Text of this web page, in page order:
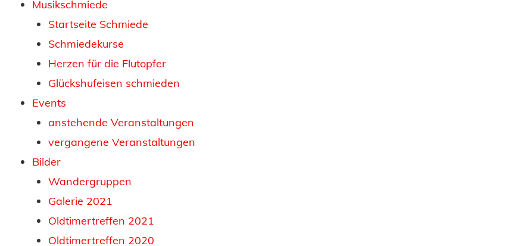
Musikschmiede
Startseite Schmiede
Schmiedekurse
Herzen für die Flutopfer
Glückshufeisen schmieden
Events
anstehende Veranstaltungen
vergangene Veranstaltungen
Bilder
Wandergruppen
Galerie 2021
Oldtimertreffen 2021
Oldtimertreffen 2020